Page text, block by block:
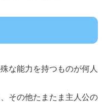
な能力を持つものが何人
その他たまたま主人公の